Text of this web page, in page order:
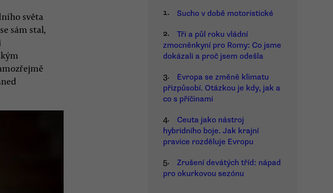
světa
sám stal,
1.
Sucho v době motoristické
2.
Tři a půl roku vládní
zmocněnkyní pro Romy: Co jsme
dokázali a proč jsem odešla
3.
Evropa se změně klimatu
přizpůsobí. Otázkou je kdy, jak a
co s příčinami
4.
Ceuta jako nástroj
hybridního boje. Jak krajní
pravice rozděluje Evropu
5.
Zrušení devátých tříd: nápad
pro okurkovou sezónu